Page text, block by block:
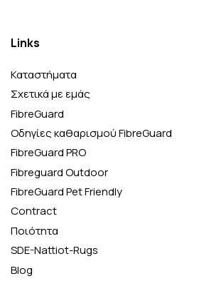
Links
Καταστήματα
Σχετικά με εμάς
FibreGuard
Οδηγίες καθαρισμού FibreGuard
FibreGuard PRO
Fibreguard Outdoor
FibreGuard Pet Friendly
Contract
Ποιότητα
SDE-Nattiot-Rugs
Blog